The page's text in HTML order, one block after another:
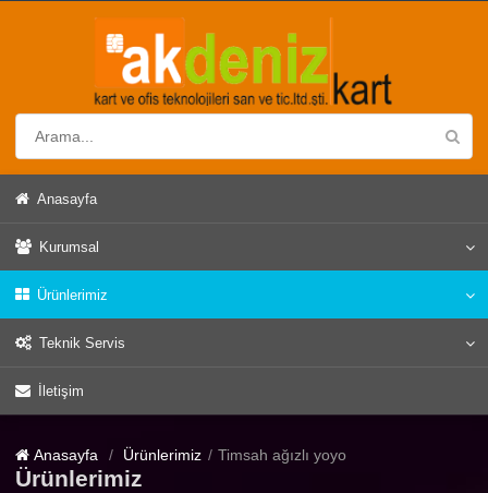
Anasayfa
Kurumsal
Ürünlerimiz
Teknik Servis
İletişim
Anasayfa Ürünlerimiz Timsah ağızlı yoyo
Ürünlerimiz